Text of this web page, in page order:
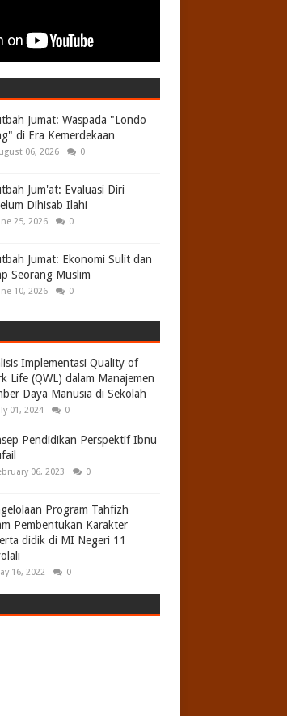
Jumat: Waspada "Londo
di Era Kemerdekaan
06, 2026 0
Jum'at: Evaluasi Diri
Dihisab Ilahi
25, 2026 0
Jumat: Ekonomi Sulit dan
Seorang Muslim
10, 2026 0
Implementasi Quality of
Life (QWL) dalam Manajemen
Daya Manusia di Sekolah
01, 2024 0
Pendidikan Perspektif Ibnu
06, 2023 0
Program Tahfizh
Pembentukan Karakter
didik di MI Negeri 11
16, 2022 0